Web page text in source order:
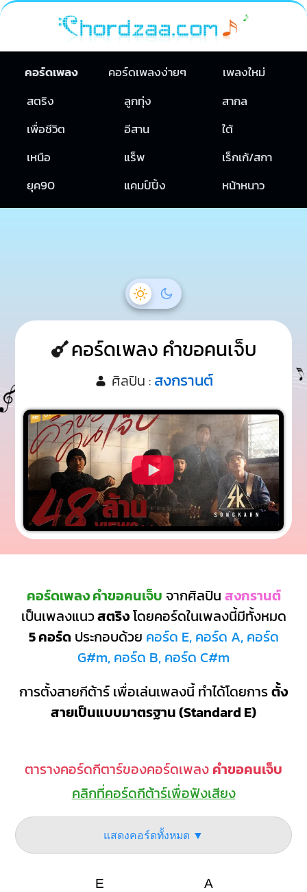
คอร์ดเพลง คอร์ดเพลงง่ายๆ
เพลงใหม่
สตริง
ลูกทุ่ง
สากล
เพื่อชีวิต
อีสาน
ใต้
เหนือ
แร็พ
เร็กเก้/สกา
ยุค90
แคมป์ปิ้ง หน้าหนาว
คอร์ดเพลง คำขอคนเจ็บ
ศิลปิน : สงกรานต์
คอร์ดเพลง คำขอคนเจ็บ จากศิลปิน สงกรานต์
เป็นเพลงแนวสตริงโดยคอร์ดในเพลงนี้มีทั้งหมด
5 คอร์ด ประกอบด้วย คอร์ด E, คอร์ด A, คอร์ด
G#m, คอร์ด B, คอร์ด C#m
การตั้งสายกีต้าร์ เพื่อเล่นเพลงนี้ ทำได้โดยการตั้ง
สายเป็นแบบมาตรฐาน (Standard E)
ตารางคอร์ดกีตาร์ของคอร์ดเพลง คำขอคนเจ็บ
คลิกที่คอร์ดกีต้าร์เพื่อฟังเสียง
แสดงคอร์ดทั้งหมด ▼
E A